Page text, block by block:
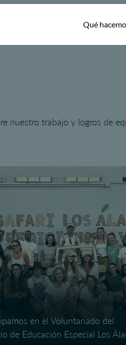
Qué
nuestro trabajo y logros de
en el Voluntariado del
de Educación Especial Los